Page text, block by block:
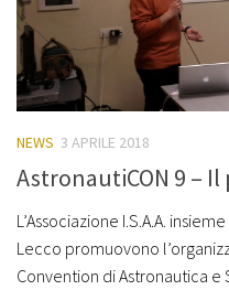
NEWS 3 APRILE 2018
AstronautiCON 9 –
L’Associazione I.S.A.A.
Lecco promuovono
Convention di Astronautica e